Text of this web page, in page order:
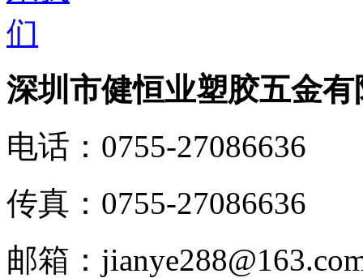
深圳市健恒业塑胶五金有
电话： 0755-27086636
传真： 0755-27086636
邮箱：